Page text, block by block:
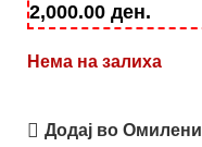
2,000.00 ден.
Нема на залиха
Додај во Омилени